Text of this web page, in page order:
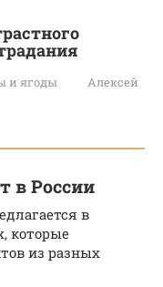
и ягоды
Алексей
в России
в
которые
из разных